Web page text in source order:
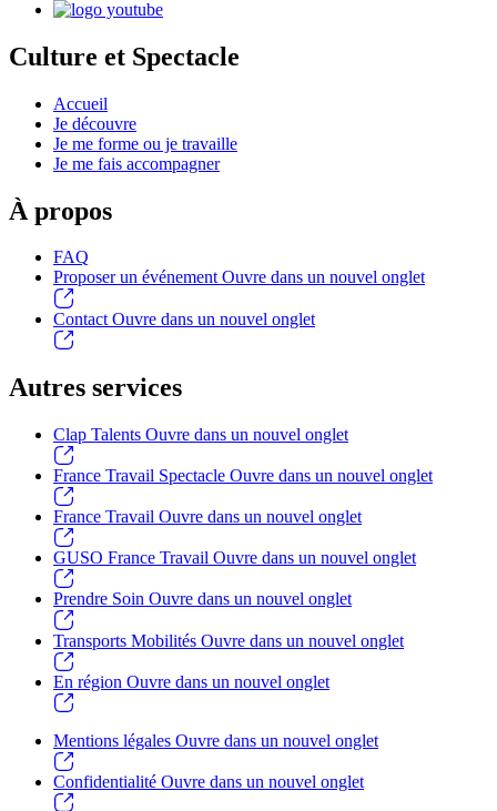
Culture et Spectacle
Accueil
Je découvre
Je me forme ou je travaille
Je me fais accompagner
À propos
FAQ
Proposer un événementOuvre dans un nouvel onglet
Contact Ouvre dans un nouvel onglet
Autres services
Clap Talents Ouvre dans un nouvel onglet
France Travail Spectacle Ouvre dans un nouvel onglet
France Travail Ouvre dans un nouvel onglet
GUSO France Travail Ouvre dans un nouvel onglet
Prendre Soin Ouvre dans un nouvel onglet
Transports Mobilités Ouvre dans un nouvel onglet
En région Ouvre dans un nouvel onglet
Mentions légales Ouvre dans un nouvel onglet
Confidentialité Ouvre dans un nouvel onglet